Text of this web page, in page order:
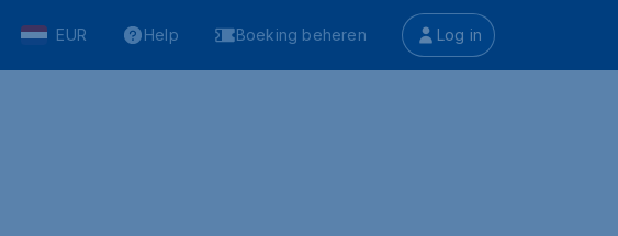
EUR Help Boeking beheren Log in